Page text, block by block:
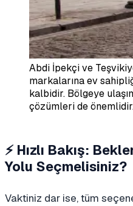
Abdi İpekçi ve
markalarına ev
kalbidir. Bölgeye
çözümleri de
⚡ Hızlı Bakış:
Yolu Seçmelisiniz?
Vaktiniz dar ise, tüm